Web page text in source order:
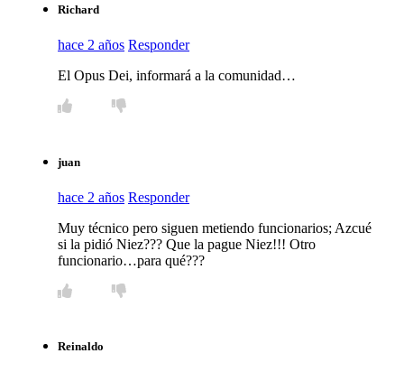
Richard
hace 2 años Responder
El Opus Dei, informará a la comunidad…
juan
hace 2 años Responder
Muy técnico pero siguen metiendo funcionarios; Azcué
si la pidió Niez??? Que la pague Niez!!! Otro
funcionario…para qué???
Reinaldo